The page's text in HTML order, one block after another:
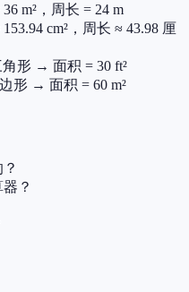
m²，周长 = 24 m
cm²，周长 ≈ 43.98 厘
形 → 面积 = 30 ft²
形 → 面积 = 60 m²
？